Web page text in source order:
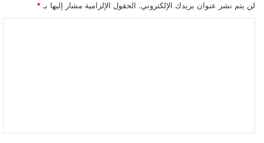
لن يتم نشر عنوان بريدك الإلكتروني. الحقول الإلزامية مشار إليها بـ *